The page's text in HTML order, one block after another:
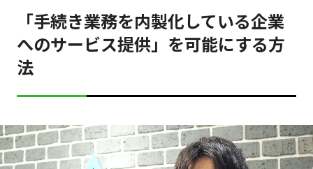
「手続き業務を内製化している企業
へのサービス提供」を可能にする方
法